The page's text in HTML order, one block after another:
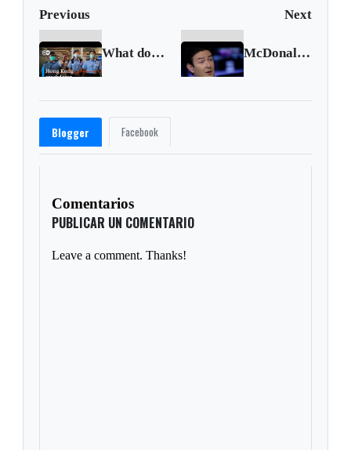
Previous Next
What does Jimmy Lai's arrest mean for Hong Kong pro-democracy activists? McDonald's sues former CEO over sexual relationships with employees
Blogger Facebook
Comentarios
PUBLICAR UN COMENTARIO
Leave a comment. Thanks!